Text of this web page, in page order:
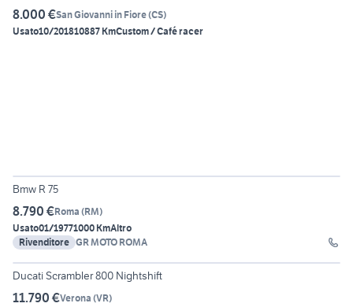
8.000 €San Giovanni in Fiore(CS)
Usato10/201810887 KmCustom / Café racer
Bmw R 75
8.790 €Roma (RM)
Usato01/19771000 KmAltro
Rivenditore GR MOTO ROMA
14
Ducati Scrambler 800 Nightshift
11.790 €Verona (VR)